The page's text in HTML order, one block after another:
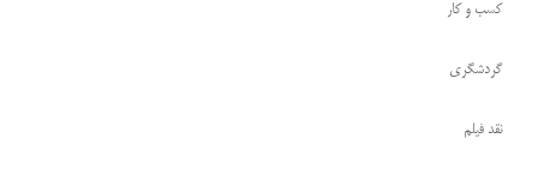
کسب و کار
گردشگری
نقد فیلم